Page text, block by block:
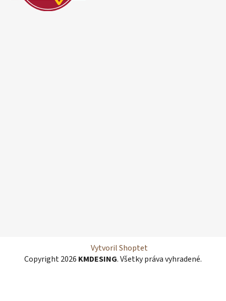
Vytvoril Shoptet
Copyright 2026 KMDESING. Všetky práva vyhradené.